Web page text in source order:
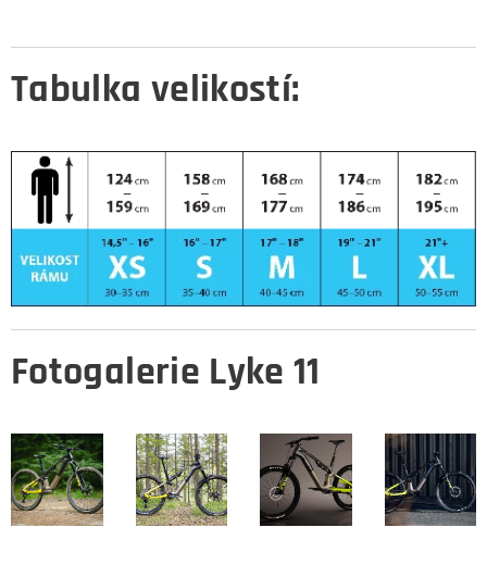
Tabulka velikostí:
Fotogalerie Lyke 11